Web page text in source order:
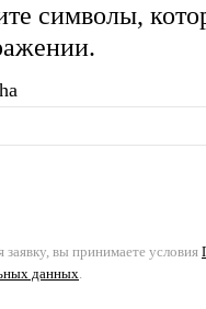
символы,
заявку, вы принимаете условия
данных.